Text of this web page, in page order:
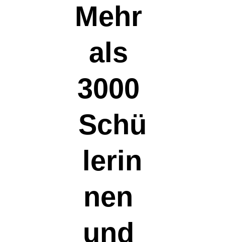
Mehr
als
3000
Schü
lerin
nen
und